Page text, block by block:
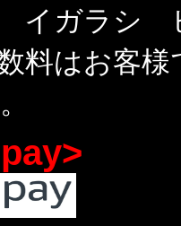
ガラシ
料はお客